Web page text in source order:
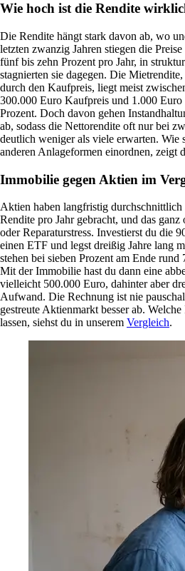
Wie hoch ist die Rendite
Die Rendite hängt stark davon ab, wo
letzten zwanzig Jahren stiegen die
fünf bis zehn Prozent pro Jahr, in
stagnierten sie dagegen. Die
durch den Kaufpreis, liegt meist
300.000 Euro Kaufpreis und 1.000 Euro
Prozent. Doch davon gehen
ab, sodass die Nettorendite oft nur bei
deutlich weniger als viele erwarten. Wie
anderen Anlageformen einordnen, zeigt
Immobilie gegen Aktien im
Aktien haben langfristig durchschnittlich
Rendite pro Jahr gebracht, und das
oder Reparaturstress. Investierst du die
einen ETF und legst dreißig Jahre lang
stehen bei sieben Prozent am Ende
Mit der Immobilie hast du dann eine
vielleicht 500.000 Euro, dahinter aber
Aufwand. Die Rechnung ist nie
gestreute Aktienmarkt besser ab.
lassen, siehst du in unserem Vergleich.